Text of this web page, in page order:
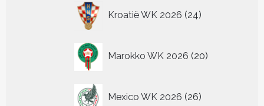
Kroatië WK 2026 24
producten
Marokko WK 2026 20
producten
Mexico WK 2026 26
producten